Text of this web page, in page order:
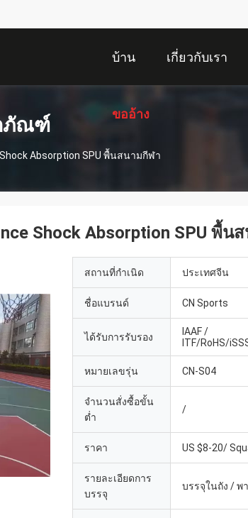
บ้าน เกี่ยวกับเรา
ขออ้าง
ภัณฑ์
Absorption SPU พื้นสนามกีฬา
Shock Absorption SPU พื้น
สถานที่กำเนิด ประเทศจีน
ชื่อแบรนด์ CN Sports
ได้รับการรับรอง
IAAF /
ITF/RoHS/
หมายเลขรุ่น CN-S04
จำนวนสั่งซื้อขั้น
ต่ำ
/
ราคา US $8-20/
รายละเอียดการ
บรรจุ
บรรจุในถัง / พ